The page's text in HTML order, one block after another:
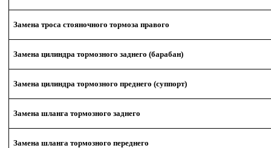
Замена троса стояночного тормоза правого
Замена цилиндра тормозного заднего (барабан)
Замена цилиндра тормозного преднего (суппорт)
Замена шланга тормозного заднего
Замена шланга тормозного переднего